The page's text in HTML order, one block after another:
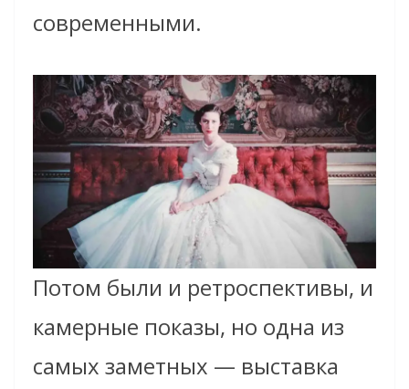
современными.
Потом были и ретроспективы, и
камерные показы, но одна из
самых заметных — выставка